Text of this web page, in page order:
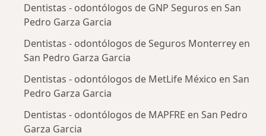
Dentistas - odontólogos de GNP Seguros en San
Pedro Garza Garcia
Dentistas - odontólogos de Seguros Monterrey en
San Pedro Garza Garcia
Dentistas - odontólogos de MetLife México en San
Pedro Garza Garcia
Dentistas - odontólogos de MAPFRE en San Pedro
Garza Garcia